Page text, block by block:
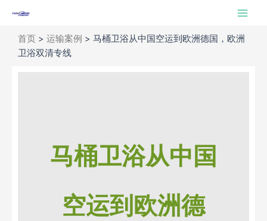
Main
首页 > 运输案例 > 马桶卫浴从中国空运到欧洲德国，欧洲
卫浴双清专线
马桶卫浴从中国
空运到欧洲德